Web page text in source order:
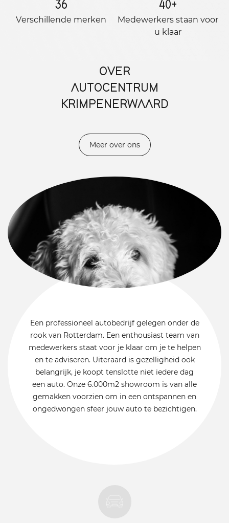
36
Verschillende merken
40+
Medewerkers staan ​​voor
u klaar
OVER
AUTOCENTRUM
KRIMPENERWAARD
Meer over ons
Een professioneel autobedrijf gelegen onder de
rook van Rotterdam. Een enthousiast team van
medewerkers staat voor je klaar om je te helpen
en te adviseren. Uiteraard is gezelligheid ook
belangrijk, je koopt tenslotte niet iedere dag
een auto. Onze 6.000m2 showroom is van alle
gemakken voorzien om in een ontspannen en
ongedwongen sfeer jouw auto te bezichtigen.